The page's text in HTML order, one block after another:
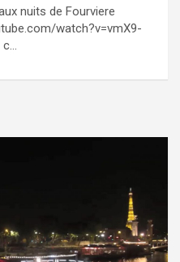
nuits de Fourviere
watch?v=vmX9-